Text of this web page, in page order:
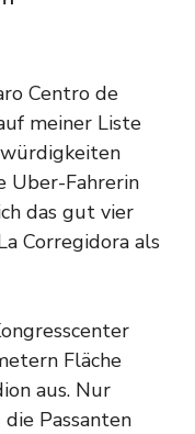
Centro de
meiner Liste
Uber-Fahrerin
das gut vier
Corregidora als
Fläche
aus. Nur
Passanten